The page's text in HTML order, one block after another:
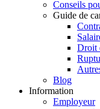
Conseils
Guide de
Droit
Blog
Information
Employeur